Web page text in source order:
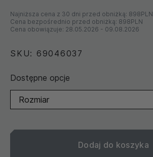
Najniższa cena z 30 dni przed obniżką: 898PLN
Cena bezpośrednio przed obniżką: 898PLN
Cena obowiązuje: 28.05.2026 - 09.08.2026
SKU: 69046037
Dostępne opcje
Rozmiar
Dodaj do koszyka